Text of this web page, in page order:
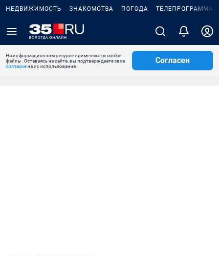
НЕДВИЖИМОСТЬ ЗНАКОМСТВА ПОГОДА ТЕЛЕПРОГРАММА
На информационном ресурсе применяются cookie-
файлы. Оставаясь на сайте, вы подтверждаете свое
согласиена их использование.
Согласен